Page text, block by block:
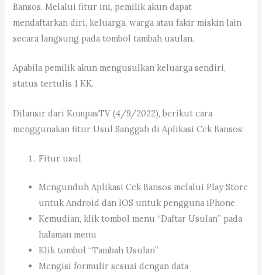
Bansos. Melalui fitur ini, pemilik akun dapat
mendaftarkan diri, keluarga, warga atau fakir miskin lain
secara langsung pada tombol tambah usulan.
Apabila pemilik akun mengusulkan keluarga sendiri,
status tertulis 1 KK.
Dilansir dari KompasTV (4/9/2022), berikut cara
menggunakan fitur Usul Sanggah di Aplikasi Cek Bansos:
Fitur usul
Mengunduh Aplikasi Cek Bansos melalui Play Store
untuk Android dan IOS untuk pengguna iPhone
Kemudian, klik tombol menu “Daftar Usulan” pada
halaman menu
Klik tombol “Tambah Usulan”
Mengisi formulir sesuai dengan data